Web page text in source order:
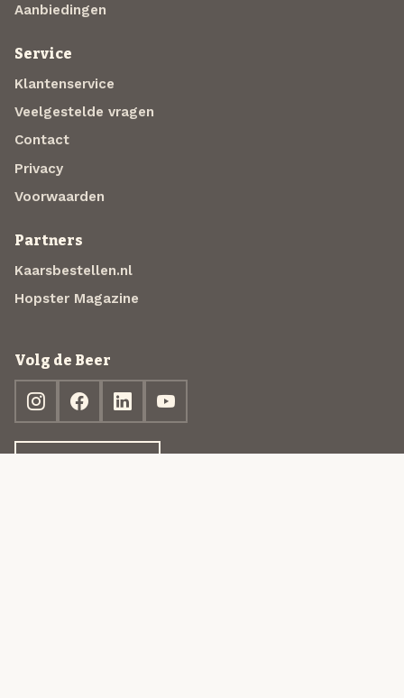
Aanbiedingen
Service
Klantenservice
Veelgestelde vragen
Contact
Privacy
Voorwaarden
Partners
Kaarsbestellen.nl
Hopster Magazine
Volg de Beer